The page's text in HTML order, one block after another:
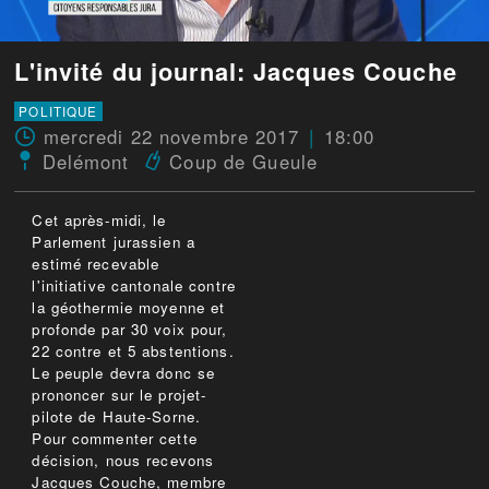
L'invité du journal: Jacques Couche
POLITIQUE
mercredi 22 novembre 2017
18:00
Delémont
Coup de Gueule
Cet après-midi, le
Parlement jurassien a
estimé recevable
l'initiative cantonale contre
la géothermie moyenne et
profonde par 30 voix pour,
22 contre et 5 abstentions.
Le peuple devra donc se
prononcer sur le projet-
pilote de Haute-Sorne.
Pour commenter cette
décision, nous recevons
Jacques Couche, membre